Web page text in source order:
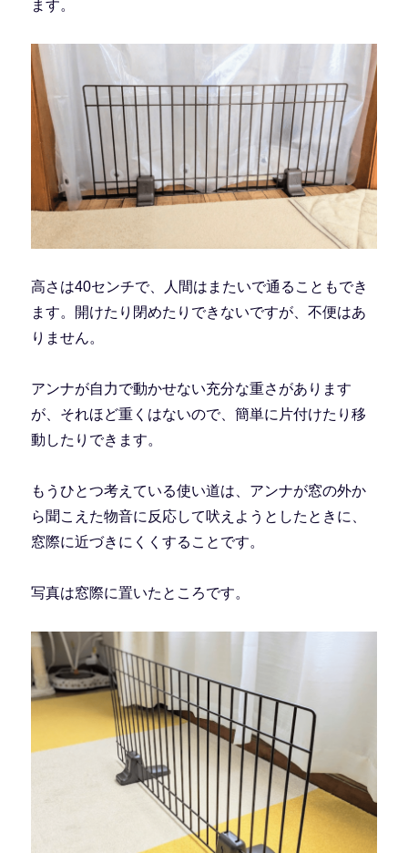
ます。
高さは40センチで、人間はまたいで通ることもでき
ます。開けたり閉めたりできないですが、不便はあ
りません。
アンナが自力で動かせない充分な重さがあります
が、それほど重くはないので、簡単に片付けたり移
動したりできます。
もうひとつ考えている使い道は、アンナが窓の外か
ら聞こえた物音に反応して吠えようとしたときに、
窓際に近づきにくくすることです。
写真は窓際に置いたところです。